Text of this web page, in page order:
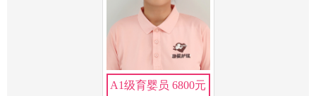
A1级育婴员 6800元